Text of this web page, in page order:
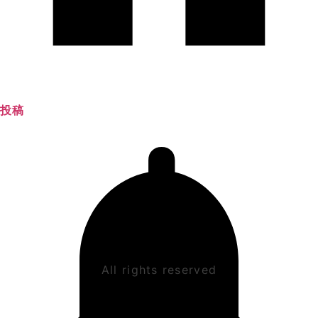
投稿
All rights reserved